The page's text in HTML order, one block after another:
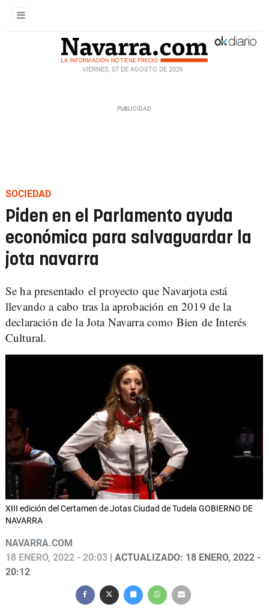
VIERNES, 07 DE AGOSTO DE 2026
SOCIEDAD
Piden en el Parlamento ayuda
económica para salvaguardar la
jota navarra
Se ha presentado el proyecto que Navarjota está
llevando a cabo tras la aprobación en 2019 de la
declaración de la Jota Navarra como Bien de Interés
Cultural.
XIII edición del Certamen de Jotas Ciudad de Tudela GOBIERNO DE
NAVARRA
NAVARRA.COM
18 ENERO, 2022 - 20:03 | ACTUALIZADO: 18 ENERO, 2022 -
20:12